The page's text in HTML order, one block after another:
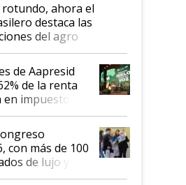
rotundo, ahora el
destaca las
del agro
invertir: "Los veo
de Aapresid
de la renta
impuestos:
que en
discutiendo
de hace 50
con más de 100
de lujo y